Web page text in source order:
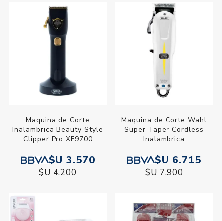
Maquina de Corte
Inalambrica Beauty Style
Clipper Pro XF9700
$U 3.570
$U 4.200
Maquina de Corte Wahl
Super Taper Cordless
Inalambrica
$U 6.715
$U 7.900